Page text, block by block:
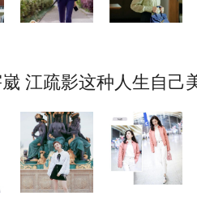
江疏影这种人生自己